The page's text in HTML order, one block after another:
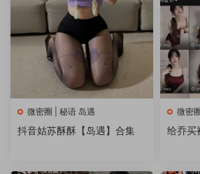
微密圈 | 秘语 岛遇
抖音姑苏酥酥【岛遇】合集
微密
给乔买